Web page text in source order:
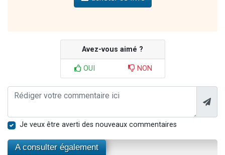
Avez-vous aimé ?
OUI NON
Je veux être averti des nouveaux commentaires
A consulter également